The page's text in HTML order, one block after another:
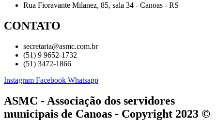
Rua Fioravante Milanez, 85, sala 34 - Canoas - RS
CONTATO
secretaria@asmc.com.br
(51) 9 9652-1732
(51) 3472-1866
Instagram Facebook Whatsapp
ASMC - Associação dos servidores
municipais de Canoas - Copyright 2023 ©